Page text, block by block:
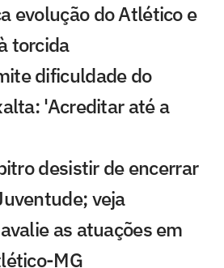
evolução do Atlético e
torcida
dificuldade do
'Acreditar até a
desistir de encerrar
veja
as atuações em
MG